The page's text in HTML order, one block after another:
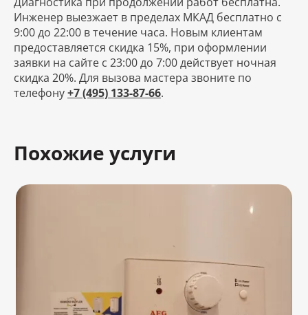
Инженер выезжает в пределах МКАД бесплатно с
9:00 до 22:00 в течение часа. Новым клиентам
предоставляется скидка 15%, при оформлении
заявки на сайте с 23:00 до 7:00 действует ночная
скидка 20%. Для вызова мастера звоните по
телефону+7 (495) 133-87-66.
Похожие услуги